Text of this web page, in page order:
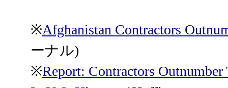
※Afghanistan Contractors
ーナル)
※Report: Contractors